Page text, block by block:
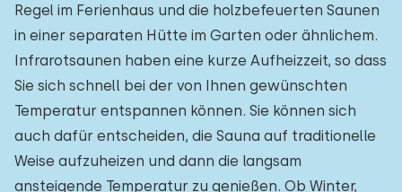
Regel im Ferienhaus und die holzbefeuerten Saunen
in einer separaten Hütte im Garten oder ähnlichem.
Infrarotsaunen haben eine kurze Aufheizzeit, so dass
Sie sich schnell bei der von Ihnen gewünschten
Temperatur entspannen können. Sie können sich
auch dafür entscheiden, die Sauna auf traditionelle
Weise aufzuheizen und dann die langsam
ansteigende Temperatur zu genießen. Ob Winter,